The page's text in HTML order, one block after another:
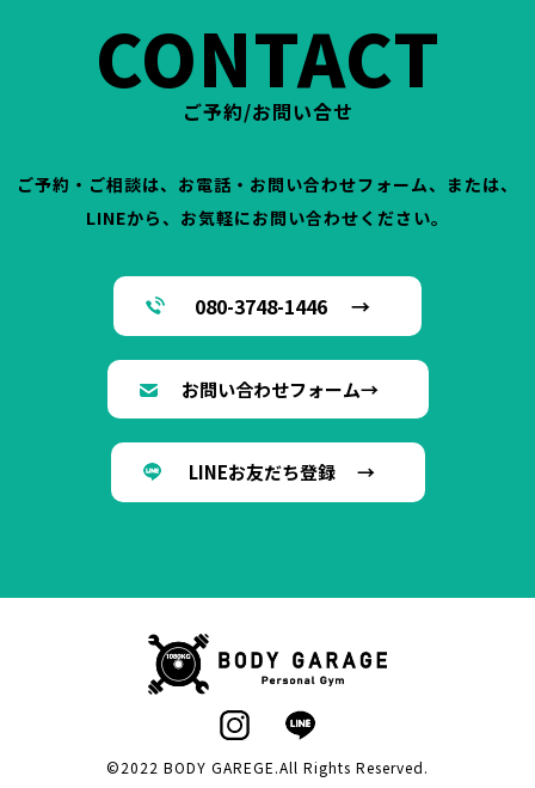
CONTACT
ご予約/お問い合せ
ご予約・ご相談は、お電話・お問い合わせフォーム、または、
LINEから、お気軽にお問い合わせください。
080-3748-1446 →
お問い合わせフォーム→
LINEお友だち登録 →
©2022 BODY GAREGE.All Rights Reserved.